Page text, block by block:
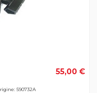
55,00 €
590732A